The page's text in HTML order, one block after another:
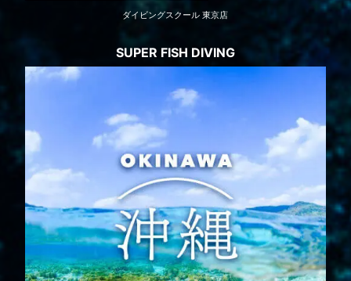
ダイビングスクール 東京店
SUPER FISH DIVING